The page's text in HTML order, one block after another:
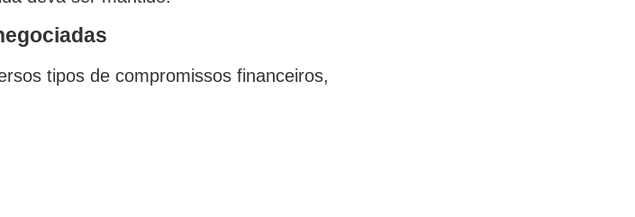
tipos de compromissos financeiros,